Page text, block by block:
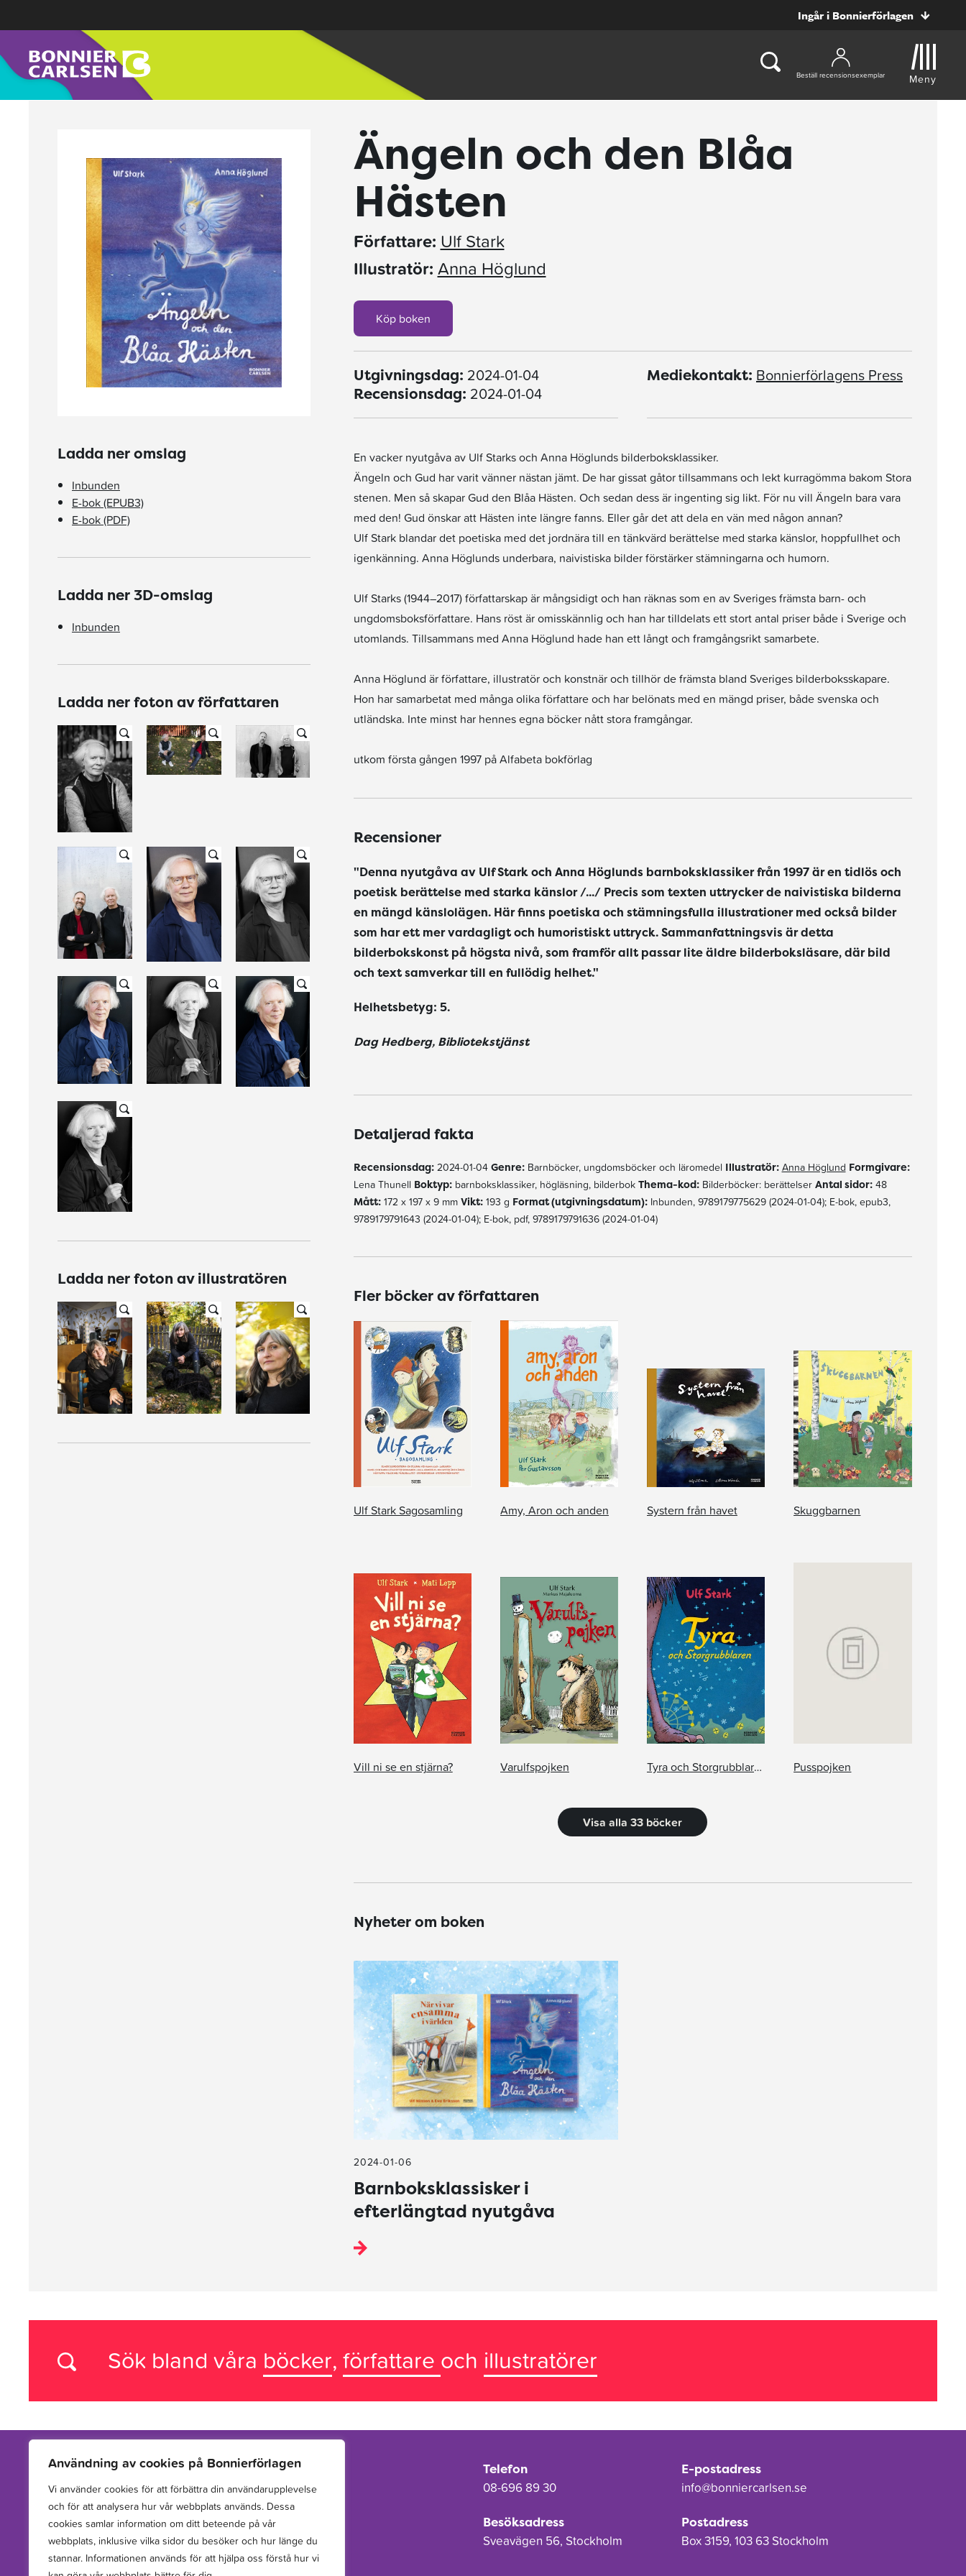
Användning av cookies på Bonnierförlagen
Vi använder cookies för att förbättra din användarupplevelse
och för att analysera hur vår webbplats används. Dessa
cookies samlar information om ditt beteende på vår
webbplats, inklusive vilka sidor du besöker och hur länge du
stannar. Informationen används för att hjälpa oss förstå hur vi
Ingår i Bonnierförlagen
Beställ recensionsexemplar Meny
Ladda ner omslag
Inbunden
E-bok (EPUB3)
E-bok (PDF)
Ladda ner 3D-omslag
Inbunden
Ladda ner foton av författaren
Ladda ner foton av illustratören
Ängeln och den Blåa
Hästen
Författare: Ulf Stark
Illustratör: Anna Höglund
Köp boken
Utgivningsdag: 2024-01-04
Recensionsdag: 2024-01-04
Mediekontakt: Bonnierförlagens Press
En vacker nyutgåva av Ulf Starks och Anna Höglunds bilderboksklassiker.
Ängeln och Gud har varit vänner nästan jämt. De har gissat gåtor tillsammans och lekt kurragömma bakom Stora
stenen. Men så skapar Gud den Blåa Hästen. Och sedan dess är ingenting sig likt. För nu vill Ängeln bara vara
med den! Gud önskar att Hästen inte längre fanns. Eller går det att dela en vän med någon annan?
Ulf Stark blandar det poetiska med det jordnära till en tänkvärd berättelse med starka känslor, hoppfullhet och
igenkänning. Anna Höglunds underbara, naivistiska bilder förstärker stämningarna och humorn.
Ulf Starks (1944–2017) författarskap är mångsidigt och han räknas som en av Sveriges främsta barn- och
ungdomsboksförfattare. Hans röst är omisskännlig och han har tilldelats ett stort antal priser både i Sverige och
utomlands. Tillsammans med Anna Höglund hade han ett långt och framgångsrikt samarbete.
Anna Höglund är författare, illustratör och konstnär och tillhör de främsta bland Sveriges bilderboksskapare.
Hon har samarbetat med många olika författare och har belönats med en mängd priser, både svenska och
utländska. Inte minst har hennes egna böcker nått stora framgångar.
utkom första gången 1997 på Alfabeta bokförlag
Recensioner
"Denna nyutgåva av Ulf Stark och Anna Höglunds barnboksklassiker från 1997 är en tidlös och
poetisk berättelse med starka känslor /.../ Precis som texten uttrycker de naivistiska bilderna
en mängd känslolägen. Här finns poetiska och stämningsfulla illustrationer med också bilder
som har ett mer vardagligt och humoristiskt uttryck. Sammanfattningsvis är detta
bilderbokskonst på högsta nivå, som framför allt passar lite äldre bilderboksläsare, där bild
och text samverkar till en fullödig helhet."
Helhetsbetyg: 5.
Dag Hedberg, Bibliotekstjänst
Detaljerad fakta
Recensionsdag:2024-01-04 Genre:Barnböcker, ungdomsböcker och läromedel Illustratör: Anna Höglund Formgivare:
Lena Thunell Boktyp:barnboksklassiker, högläsning, bilderbok Thema-kod:Bilderböcker: berättelser Antal sidor:48
Mått:172 x 197 x 9 mm Vikt:193 g Format (utgivningsdatum):Inbunden, 9789179775629 (2024-01-04); E-bok, epub3,
9789179791643 (2024-01-04); E-bok, pdf, 9789179791636 (2024-01-04)
Fler böcker av författaren
Ulf Stark Sagosamling Amy, Aron och anden Systern från havet Skuggbarnen
Vill ni se en stjärna? Varulfspojken Tyra och Storgrubblaren Pusspojken
Visa alla 33 böcker
Nyheter om boken
2024-01-06
Barnboksklassisker i
efterlängtad nyutgåva
Sök bland våra böcker,författare och illustratörer
Vi arbetar med att hitta, utveckla, publicera och sprida
berättelser för barn och unga.
Telefon
08-696 89 30
E-postadress
info@bonniercarlsen.se
Besöksadress
Sveavägen 56, Stockholm
Postadress
Box 3159, 103 63 Stockholm